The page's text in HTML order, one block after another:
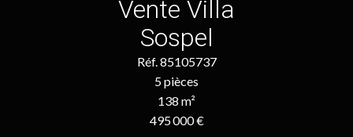
Vente Villa
Sospel
Réf. 85105737
5 pièces
138 m²
495 000 €